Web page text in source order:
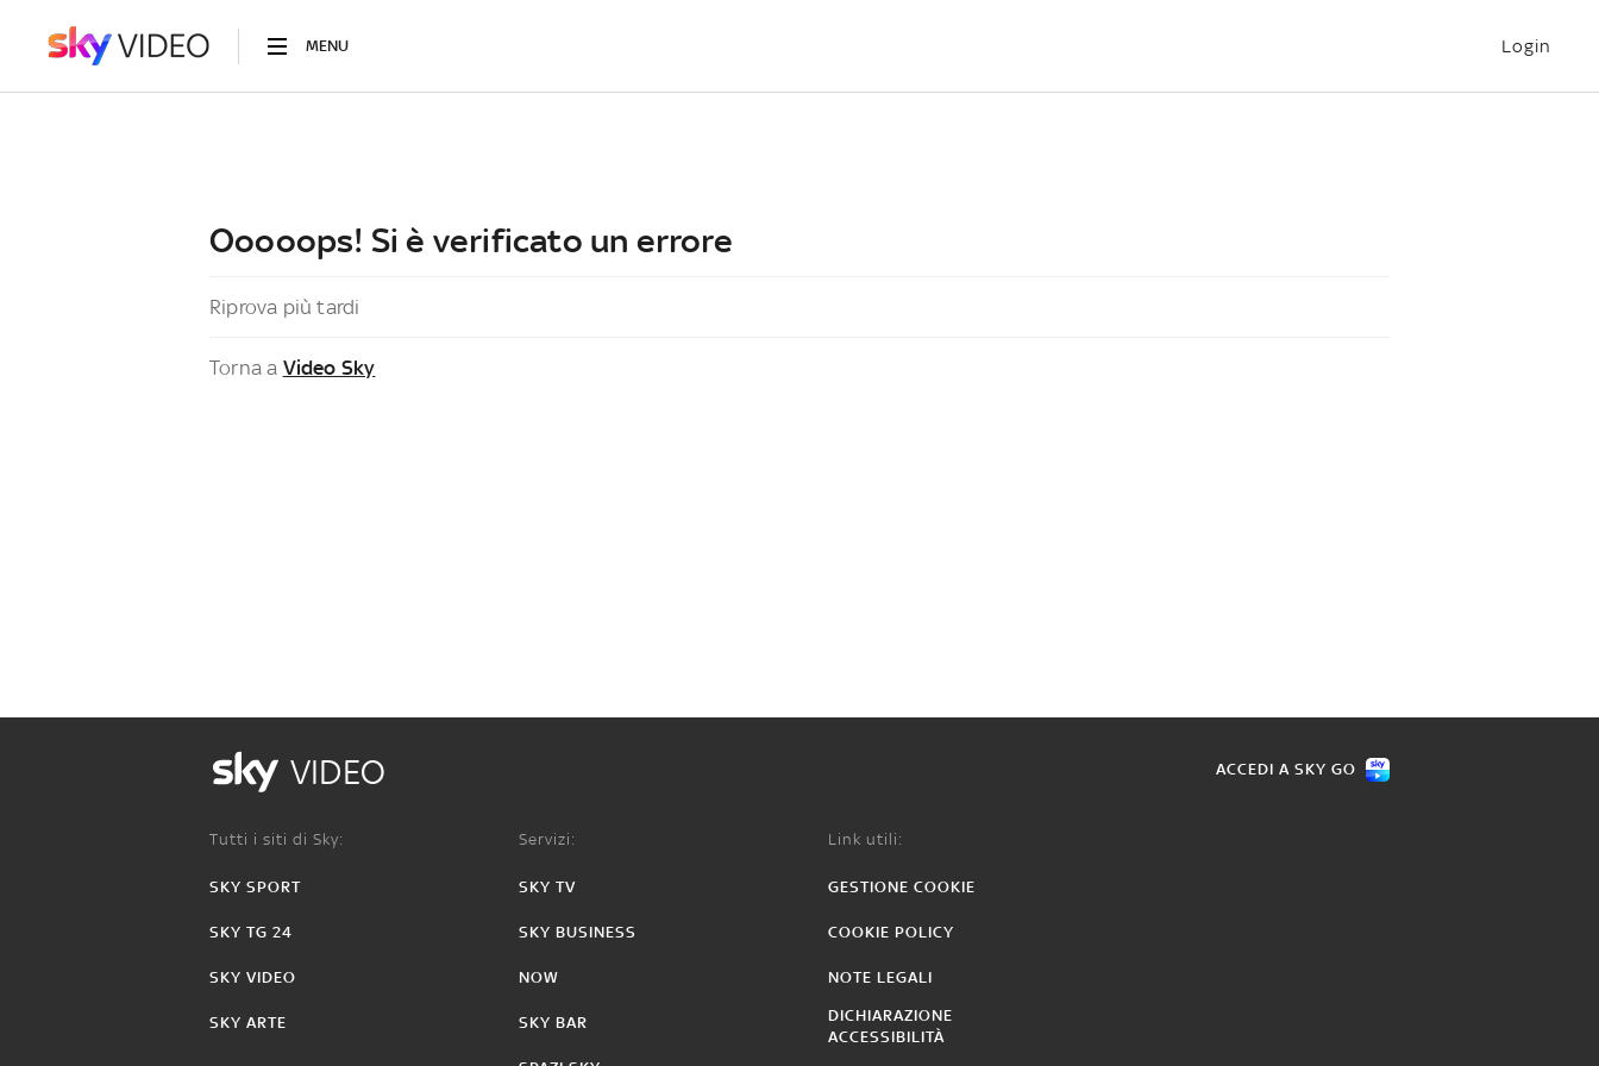
MENU Login
Ooooops! Si è verificato un errore
Riprova più tardi
Torna a Video Sky
VIDEO ACCEDI A SKY GO
Tutti i siti di Sky:
SKY SPORT
SKY TG 24
SKY VIDEO
SKY ARTE
Servizi:
SKY TV
SKY BUSINESS
NOW
SKY BAR
Link utili:
GESTIONE COOKIE
COOKIE POLICY
NOTE LEGALI
DICHIARAZIONE
ACCESSIBILITÀ